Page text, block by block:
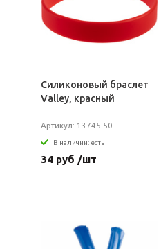
Силиконовый браслет
Valley, красный
Артикул: 13745.50
В наличии: есть
34 руб /шт